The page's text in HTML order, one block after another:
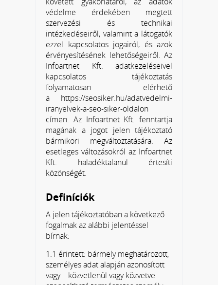
védelme érdekében megtett
szervezési és technikai
intézkedéseiről, valamint a látogatók
ezzel kapcsolatos jogairól, és azok
érvényesítésének lehetőségeiről. Az
Infoartnet Kft. adatkezeléseivel
kapcsolatos tájékoztatás
folyamatosan elérhető
a https://seosiker.hu/adatvedelmi-
iranyelvek-a-seo-siker-oldalon
címen. Az Infoartnet Kft. fenntartja
magának a jogot jelen tájékoztató
bármikori megváltoztatására. Az
esetleges változásokról az Infoartnet
Kft. haladéktalanul értesíti
közönségét.
Definíciók
A jelen tájékoztatóban a következő
fogalmak az alábbi jelentéssel
bírnak:
1.1 érintett: bármely meghatározott,
személyes adat alapján azonosított
vagy – közvetlenül vagy közvetve –